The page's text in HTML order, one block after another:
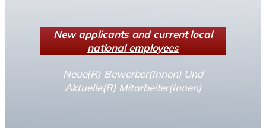
New applicants and current local
national employees
Neue(R) Bewerber(Innen) Und
Aktuelle(R) Mitarbeiter(Innen)